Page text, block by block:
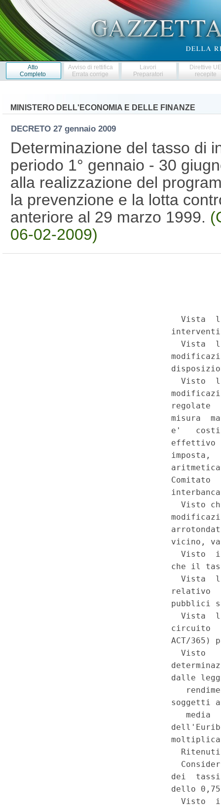
Atto
Completo
Avviso di rettifica
Errata corrige
Lavori
Preparatori
Direttive
recepite
MINISTERO DELL'ECONOMIA E DELLE FINANZE
DECRETO 27 gennaio 2009
Determinazione del tasso di
periodo 1° gennaio - 30
alla realizzazione del
la prevenzione e la lotta
anteriore al 29 marzo 1999.
06-02-2009)